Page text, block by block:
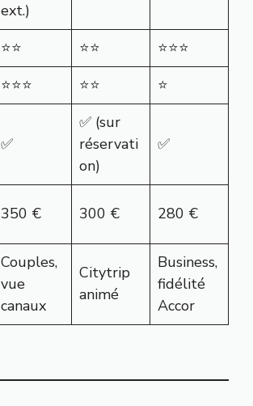
ext.)
⭐⭐ ⭐⭐
⭐⭐⭐
⭐⭐⭐ ⭐⭐ ⭐
✅
✅ (sur
réservati
on)
✅
350 € 300 € 280 €
Couples,
vue
canaux
Citytrip
animé
Business,
fidélité
Accor